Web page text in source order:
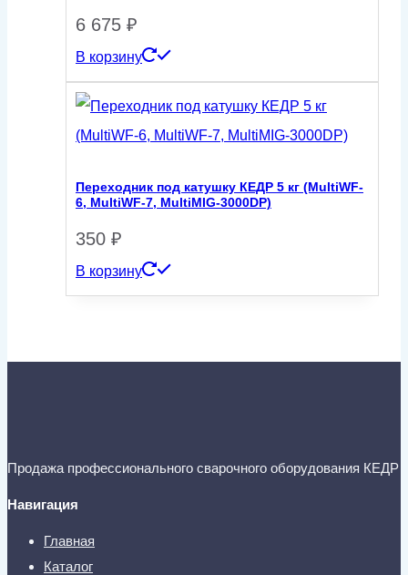
6 675 ₽
В корзину
Переходник под катушку КЕДР 5 кг (MultiWF-
6, MultiWF-7, MultiMIG-3000DP)
350 ₽
В корзину
Продажа профессионального сварочного оборудования КЕДР
Навигация
Главная
Каталог